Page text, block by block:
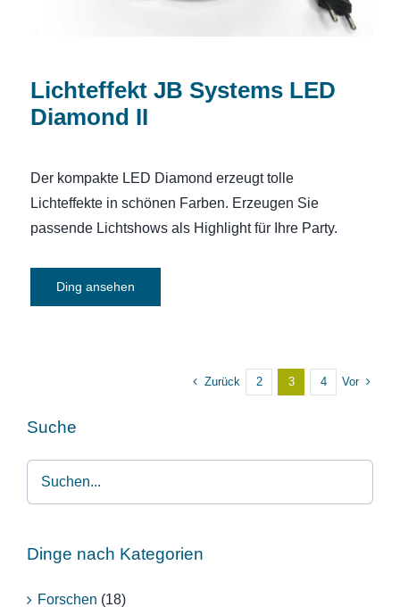
Lichteffekt JB Systems LED
Diamond II
Der kompakte LED Diamond erzeugt tolle
Lichteffekte in schönen Farben. Erzeugen Sie
passende Lichtshows als Highlight für Ihre Party.
Ding ansehen
Zurück 2 3 4 Vor
Suche
Dinge nach Kategorien
Forschen (18)